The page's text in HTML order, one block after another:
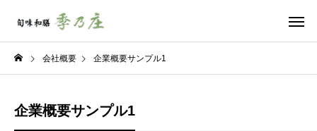
会社概要 企業概要サンプル1
企業概要サンプル1